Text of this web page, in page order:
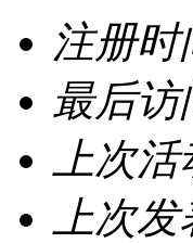
注册时
最后访
上次
上次